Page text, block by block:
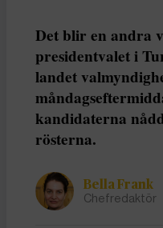
Det blir en andra
presidentvalet i
landet
kandidaterna
rösterna.
Bella Frank
Chefredaktör